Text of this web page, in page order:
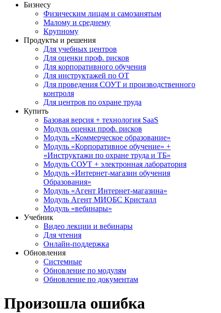
Бизнесу
Физическим лицам и самозанятым
Малому и среднему
Крупному
Продукты и решения
Для учебных центров
Для оценки проф. рисков
Для корпоративного обучения
Для инструктажей по ОТ
Для проведения СОУТ и производственного
контроля
Для центров по охране труда
Купить
Базовая версия + технология SaaS
Модуль оценки проф. рисков
Модуль «Коммерческое образование»
Модуль «Корпоративное обучение» +
«Инструктажи по охране труда и ТБ»
Модуль СОУТ + электронная лаборатория
Модуль «Интернет-магазин обучения
Образования»
Модуль «Агент Интернет-магазина»
Модуль Агент МИОБС Кристалл
Модуль «вебинары»
Учебник
Видео лекции и вебинары
Для чтения
Онлайн-поддержка
Обновления
Системные
Обновление по модулям
Обновление по документам
Произошла ошибка